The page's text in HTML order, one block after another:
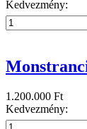
Kedvezmény:
1.200.000 Ft
Kedvezmény: